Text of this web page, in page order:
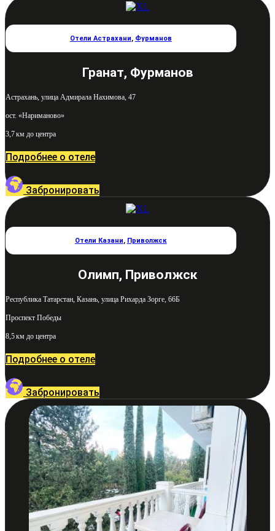
Отели Астрахани, Фурманов
Гранат, Фурманов
Астрахань, улица Адмирала Нахимова, 47
ост. «Нариманово»
3,7 км до центра
Подробнее о отеле
Забронировать
Отели Казани, Приволжск
Олимп, Приволжск
Республика Татарстан, Казань, улица Рихарда Зорге, 66Б
Проспект Победы
8,5 км до центра
Подробнее о отеле
Забронировать